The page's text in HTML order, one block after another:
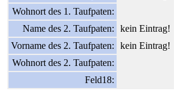
Wohnort des 1. Taufpaten:
Name des 2. Taufpaten:
kein Eintrag!
Vorname des 2. Taufpaten:
kein Eintrag!
Wohnort des 2. Taufpaten:
Feld18: